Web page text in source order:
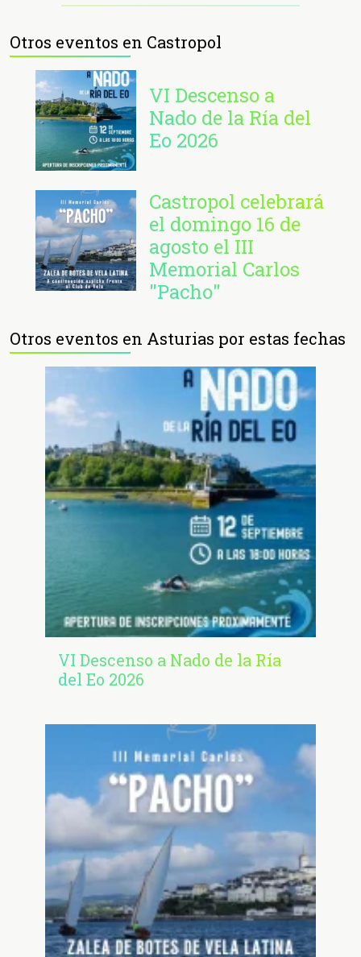
Otros eventos en Castropol
VI Descenso a
Nado de la Ría del
Eo 2026
Castropol celebrará
el domingo 16 de
agosto el III
Memorial Carlos
"Pacho"
Otros eventos en Asturias por estas fechas
VI Descenso a Nado de la Ría
del Eo 2026